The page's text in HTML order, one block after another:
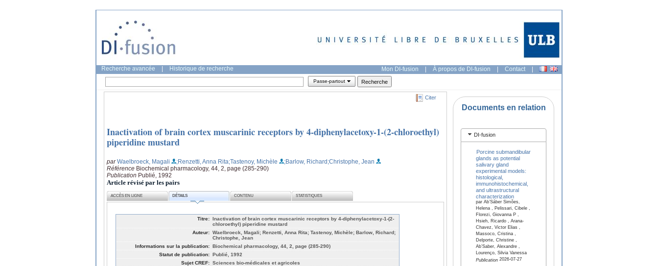
Recherche avancée Historique de recherche Mon DI-fusion | À propos de DI-fusion | Contact |
Passe-partout
Citer
Inactivation of brain cortex muscarinic receptors by 4-diphenylacetoxy-1-(2-chloroethyl)
piperidine mustard
parWaelbroeck, Magali ;Renzetti, Anna Rita;Tastenoy, Michèle ;Barlow, Richard;Christophe, Jean
Référence Biochemical pharmacology, 44, 2, page (285-290)
Publication Publié, 1992
Article révisé par les pairs
ACCÈS EN LIGNE DÉTAILS CONTENU STATISTIQUES
Titre: Inactivation of brain cortex muscarinic receptors by 4-diphenylacetoxy-1-(2-
chloroethyl) piperidine mustard
Auteur: Waelbroeck, Magali; Renzetti, Anna Rita; Tastenoy, Michèle; Barlow, Richard;
Christophe, Jean
Informations sur la publication: Biochemical pharmacology, 44, 2, page (285-290)
Statut de publication: Publié, 1992
Sujet CREF: Sciences bio-médicales et agricoles
Documents en relation
DI-fusion
Porcine submandibular
glands as potential
salivary gland
experimental models:
histological,
immunohistochemical,
and ultrastructural
characterization
par Ab’Sáber Simões,
Helena , Pelissari, Cibele ,
Florezi, Giovanna P ,
Hsieh, Ricardo , Arana-
Chavez, Victor Elias ,
Massoco, Cristina ,
Delporte, Christine ,
Ab’Saber, Alexandre ,
Lourenço, Silvia Vanessa
Publication2026-07-27